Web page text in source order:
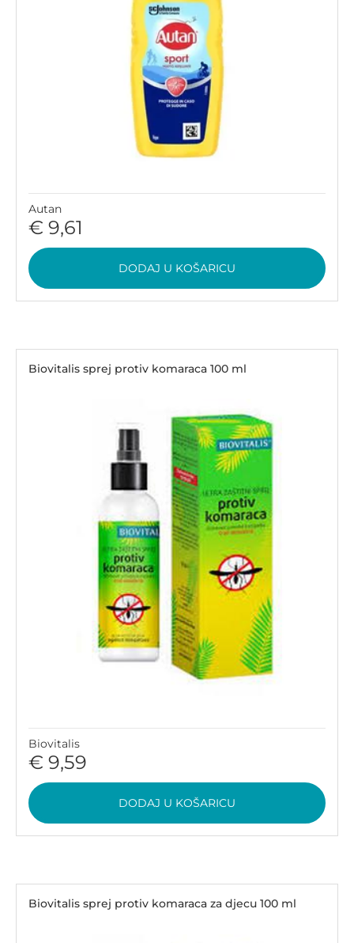
Autan
€ 9,61
DODAJ U KOŠARICU
Biovitalis sprej protiv komaraca 100 ml
Biovitalis
€ 9,59
DODAJ U KOŠARICU
Biovitalis sprej protiv komaraca za djecu 100 ml